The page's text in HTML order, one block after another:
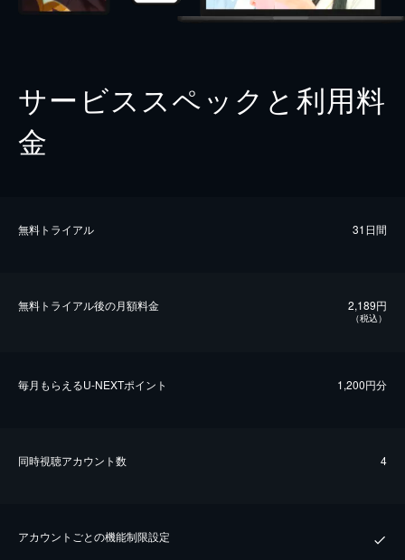
サービススペックと利用料
金
無料トライアル 31日間
無料トライアル後の⽉額料金 2,189円
（税込）
毎⽉もらえるU-NEXTポイント 1,200円分
同時視聴アカウント数 4
アカウントごとの機能制限設定